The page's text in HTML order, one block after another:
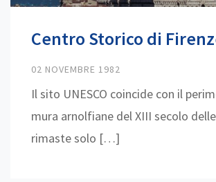
Centro Storico di
02 NOVEMBRE 1982
Il sito UNESCO coincide con il
mura arnolfiane del XIII secolo
rimaste solo […]